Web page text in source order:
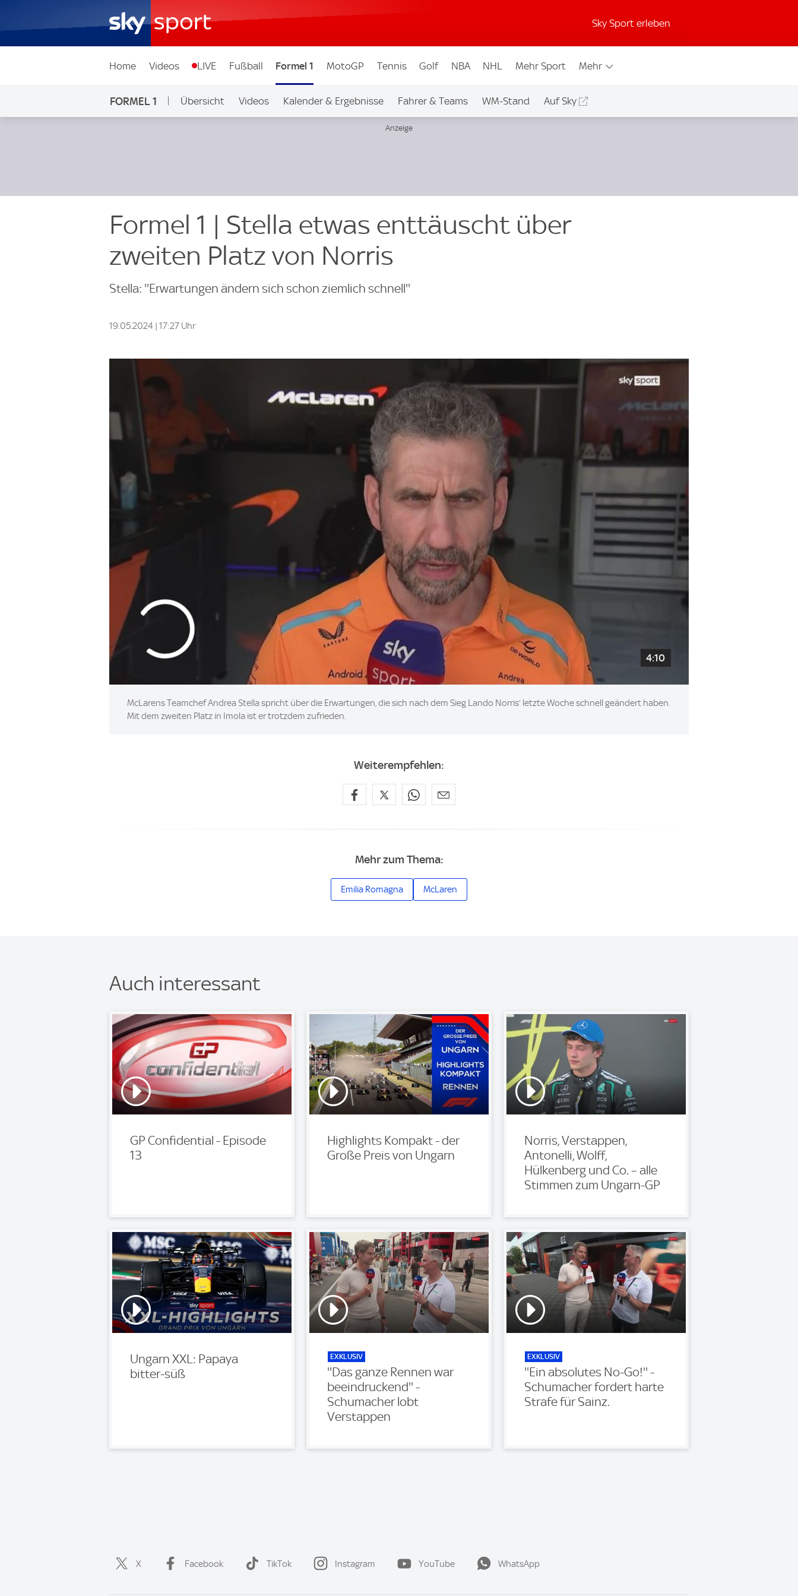
Sky Sport erleben
Home Videos LIVE Fußball Formel 1 MotoGP Tennis Golf NBA NHL Mehr Sport Mehr
FORMEL 1 Übersicht Videos Kalender & Ergebnisse Fahrer & Teams WM-Stand Auf Sky
Formel 1 | Stella etwas enttäuscht über
zweiten Platz von Norris
Stella: ''Erwartungen ändern sich schon ziemlich schnell''
19.05.2024 | 17:27 Uhr
4:10
McLarens Teamchef Andrea Stella spricht über die Erwartungen, die sich nach dem Sieg Lando Norris‘ letzte Woche schnell geändert haben.
Mit dem zweiten Platz in Imola ist er trotzdem zufrieden.
Weiterempfehlen:
Mehr zum Thema:
Emilia Romagna McLaren
Auch interessant
GP Confidential - Episode
13
Highlights Kompakt - der
Große Preis von Ungarn
Norris, Verstappen,
Antonelli, Wolff,
Hülkenberg und Co. – alle
Stimmen zum Ungarn-GP
Ungarn XXL: Papaya
bitter-süß
EXKLUSIV
''Das ganze Rennen war
beeindruckend'' -
Schumacher lobt
Verstappen
EXKLUSIV
''Ein absolutes No-Go!'' -
Schumacher fordert harte
Strafe für Sainz.
X Facebook TikTok Instagram YouTube WhatsApp